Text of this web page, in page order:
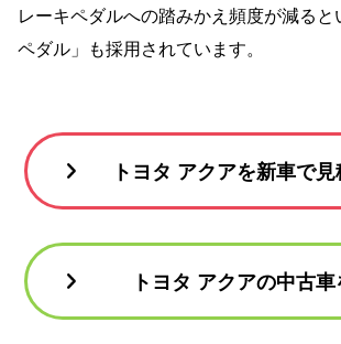
レーキペダルへの踏みかえ頻度が減ると
ペダル」も採用されています。
トヨタ アクアを新車で
トヨタ アクアの中古